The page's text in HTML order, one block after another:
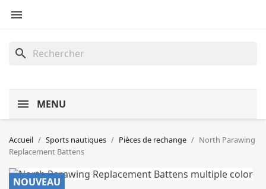

search
MENU
Accueil Sports nautiques Pièces de rechange
North Parawing
Replacement Battens
NOUVEAU